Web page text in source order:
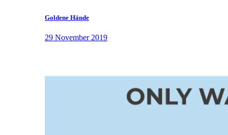
Goldene Hände
29 November 2019